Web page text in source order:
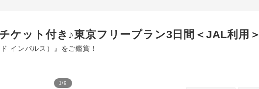
ット付き♪東京フリープラン3日間＜JAL利用＞
インパルス）』をご鑑賞！
1/9